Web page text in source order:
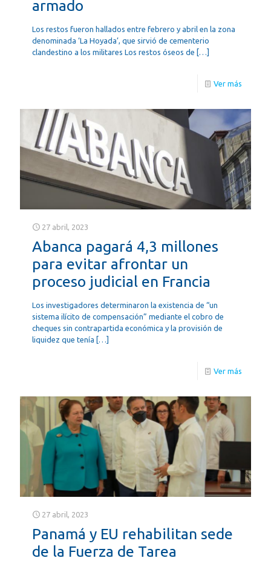
armado
Los restos fueron hallados entre febrero y abril en la zona
denominada ‘La Hoyada’, que sirvió de cementerio
clandestino a los militares Los restos óseos de […]
Ver más
27 abril, 2023
Abanca pagará 4,3 millones
para evitar afrontar un
proceso judicial en Francia
Los investigadores determinaron la existencia de “un
sistema ilícito de compensación” mediante el cobro de
cheques sin contrapartida económica y la provisión de
liquidez que tenía […]
Ver más
27 abril, 2023
Panamá y EU rehabilitan sede
de la Fuerza de Tarea